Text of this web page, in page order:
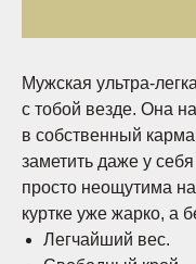
Мужская ультра-
с тобой везде. Она
в собственный
заметить даже у
просто неощутима
куртке уже жарко, а
Легчайший вес.